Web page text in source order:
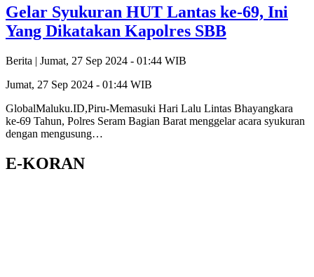
Gelar Syukuran HUT Lantas ke-69, Ini
Yang Dikatakan Kapolres SBB
Berita | Jumat, 27 Sep 2024 - 01:44 WIB
Jumat, 27 Sep 2024 - 01:44 WIB
GlobalMaluku.ID,Piru-Memasuki Hari Lalu Lintas Bhayangkara
ke-69 Tahun, Polres Seram Bagian Barat menggelar acara syukuran
dengan mengusung…
E-KORAN